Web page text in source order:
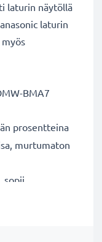
laturin näytöllä
laturin
myös
BMA7
prosentteina
murtumaton
sopii